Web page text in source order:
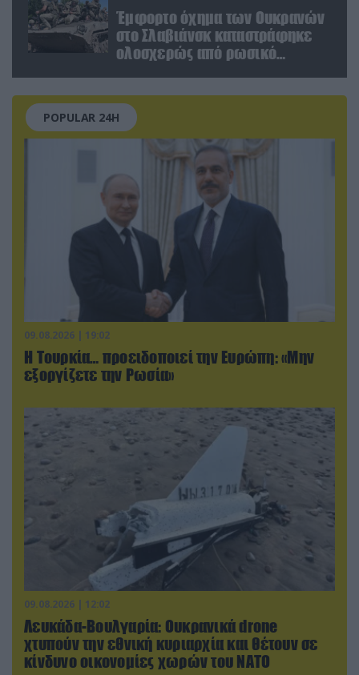
Έμφορτο όχημα των Ουκρανών
στο Σλαβιάνσκ καταστράφηκε
ολοσχερώς από ρωσικό
POPULAR 24H
09.08.2026 | 19:02
Η Τουρκία… προειδοποιεί την Ευρώπη: «Μην
εξοργίζετε την Ρωσία»
09.08.2026 | 12:02
Λευκάδα-Βουλγαρία: Ουκρανικά drone
χτυπούν την εθνική κυριαρχία και θέτουν σε
κίνδυνο οικονομίες χωρών του ΝΑΤΟ